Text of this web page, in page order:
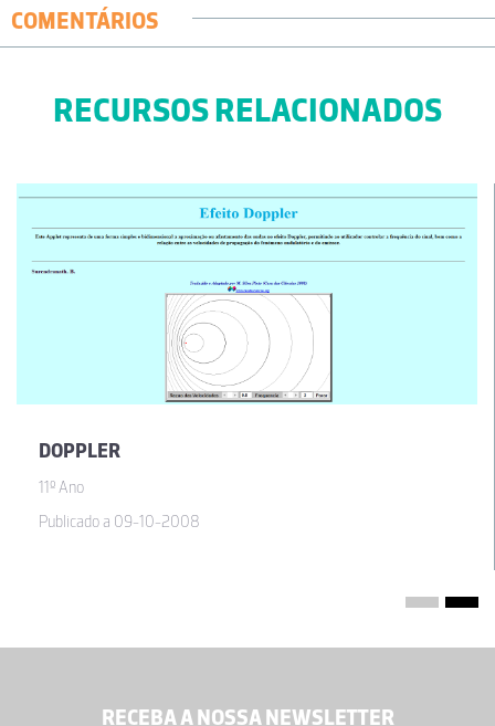
COMENTÁRIOS
RECURSOS RELACIONADOS
DOPPLER
11º Ano
Publicado a 09-10-2008
RECEBA A NOSSA NEWSLETTER